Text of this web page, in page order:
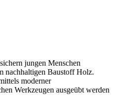
jungen Menschen
nachhaltigen Baustoff Holz.
moderner
Werkzeugen ausgeübt werden